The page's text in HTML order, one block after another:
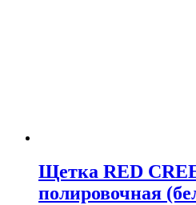
Щетка RED
полировочная